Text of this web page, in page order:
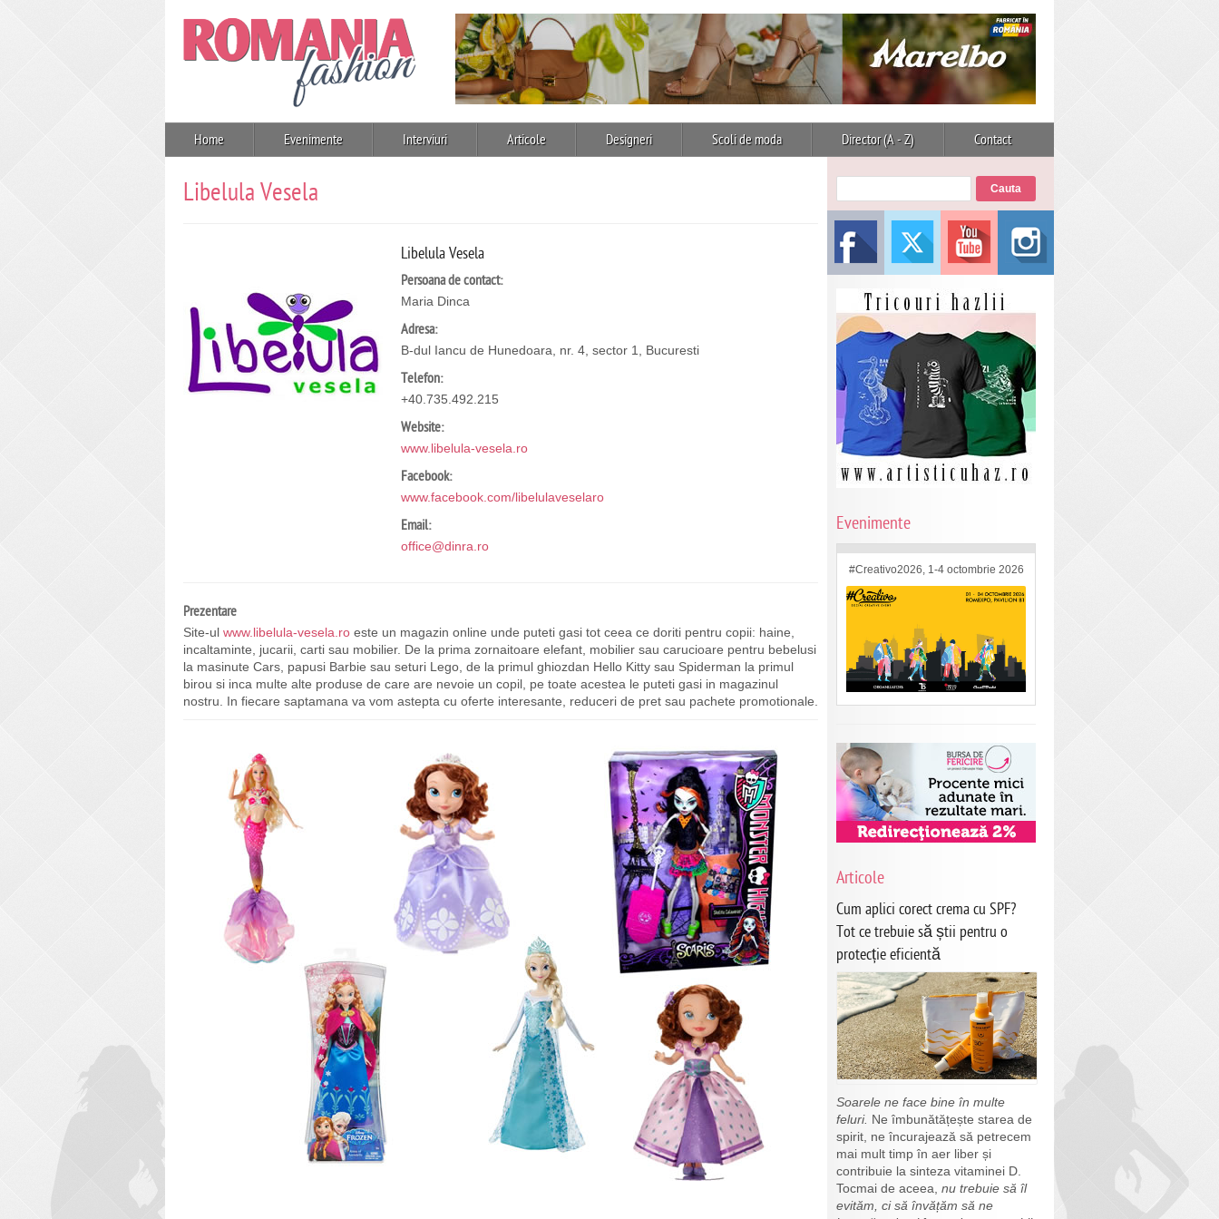
Home Evenimente Interviuri Articole Designeri Scoli de moda Director (A - Z) Contact
Libelula Vesela
Libelula Vesela
Persoana de contact:
Maria Dinca
Adresa:
B-dul Iancu de Hunedoara, nr. 4, sector 1, Bucuresti
Telefon:
+40.735.492.215
Website:
www.libelula-vesela.ro
Facebook:
www.facebook.com/libelulaveselaro
Email:
office@dinra.ro
Prezentare
Site-ul www.libelula-vesela.ro este un magazin online unde puteti gasi tot ceea ce doriti pentru copii: haine,
incaltaminte, jucarii, carti sau mobilier. De la prima zornaitoare elefant, mobilier sau carucioare pentru bebelusi
la masinute Cars, papusi Barbie sau seturi Lego, de la primul ghiozdan Hello Kitty sau Spiderman la primul
birou si inca multe alte produse de care are nevoie un copil, pe toate acestea le puteti gasi in magazinul
nostru. In fiecare saptamana va vom astepta cu oferte interesante, reduceri de pret sau pachete promotionale.
Evenimente
#Creativo2026, 1-4 octombrie 2026
Articole
Cum aplici corect crema cu SPF?
Tot ce trebuie să știi pentru o
protecție eficientă
Soarele ne face bine în multe
feluri. Ne îmbunătățește starea de
spirit, ne încurajează să petrecem
mai mult timp în aer liber și
contribuie la sinteza vitaminei D.
Tocmai de aceea, nu trebuie să îl
evităm, ci să învățăm să ne